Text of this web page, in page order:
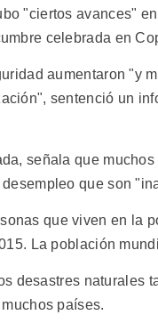
"ciertos avances"
celebrada en
aumentaron "y
sentenció un
señala que
que son
que viven en la
La población
desastres naturales
países.